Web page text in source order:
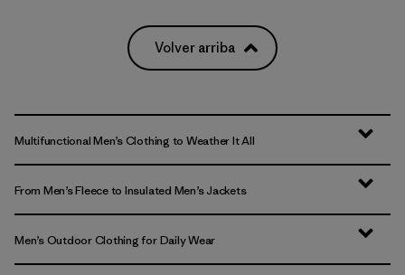
Volver arriba
Multifunctional Men’s Clothing to Weather It All
From Men’s Fleece to Insulated Men’s Jackets
Men’s Outdoor Clothing for Daily Wear